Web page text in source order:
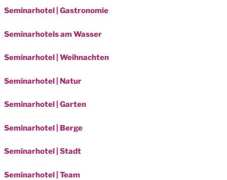
Seminarhotel | Gastronomie
Seminarhotels am Wasser
Seminarhotel | Weihnachten
Seminarhotel | Natur
Seminarhotel | Garten
Seminarhotel | Berge
Seminarhotel | Stadt
Seminarhotel | Team